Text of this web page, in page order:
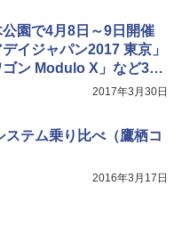
園で4月8日～9日開催
イジャパン2017 東京」
ン Modulo X」など3台
2017年3月30日
ステム乗り比べ（鷹栖コ
2016年3月17日